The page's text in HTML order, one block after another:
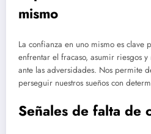
mismo
La confianza en uno mismo es clave
enfrentar el fracaso, asumir riesgos
ante las adversidades. Nos permite
perseguir nuestros sueños con
Señales de falta de